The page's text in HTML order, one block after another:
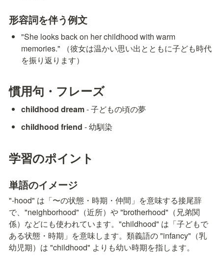
形容詞を伴う例文
"She looks back on her childhood with warm
memories." （彼女は温かい思い出とともに子ども時代
を振り返ります）
慣用句・フレーズ
childhood dream - 子どもの頃の夢
childhood friend - 幼馴染
学習のポイント
単語のイメージ
"-hood" は「〜の状態・時期・仲間」を意味する接尾辞
で、"neighborhood"（近所）や "brotherhood"（兄弟関
係）などにも使われています。"childhood" は「子どもで
ある状態・時期」を意味します。類義語の "infancy"（乳
幼児期）は "childhood" よりも幼い時期を指します。